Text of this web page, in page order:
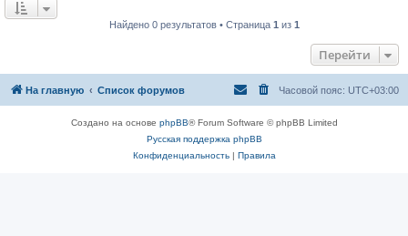
Найдено 0 результатов • Страница 1 из 1
Перейти
На главную Список форумов Часовой пояс: UTC+03:00
Создано на основе phpBB® Forum Software © phpBB Limited
Русская поддержка phpBB
Конфиденциальность| Правила